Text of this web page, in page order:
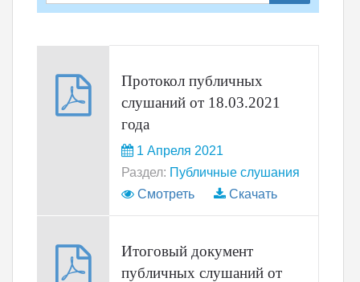
Протокол публичных
слушаний от 18.03.2021
года
1 Апреля 2021
Раздел: Публичные слушания
Смотреть
Скачать
Итоговый документ
публичных слушаний от